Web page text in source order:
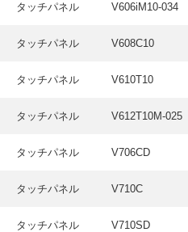
お問い合わせ /
タッチパネル V606iM10-034
タッチパネル V608C10
タッチパネル V610T10
タッチパネル V612T10M-025
タッチパネル V706CD
タッチパネル V710C
タッチパネル V710SD